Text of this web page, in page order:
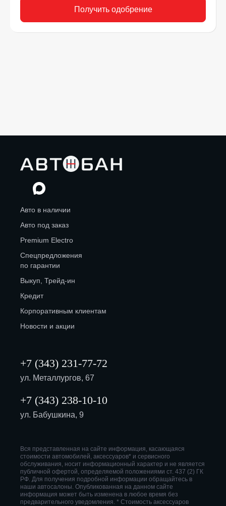
Получить одобрение
Авто в наличии
Авто под заказ
Premium Electro
Спецпредложения
по гарантии
Выкуп, Трейд-ин
Кредит
Корпоративным клиентам
Новости и акции
+7 (343) 231-77-72
ул. Металлургов, 67
+7 (343) 238-10-10
ул. Бабушкина, 9
Вся представленная на сайте информация, касающаяся
стоимости автомобилей, аксессуаров* и сервисного
обслуживания, носит информационный характер и не является
публичной офертой, определяемой положениями ст. 437 (2) ГК
РФ. Для получения подробной информации обращайтесь в
наши автосалоны. Опубликованная на данном сайте
информация может быть изменена в любое время без
предварительного уведомления. * Стоимость аксессуаров